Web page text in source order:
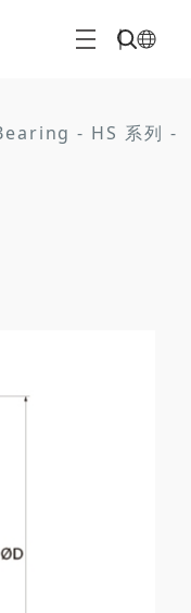
- HS 系列 -